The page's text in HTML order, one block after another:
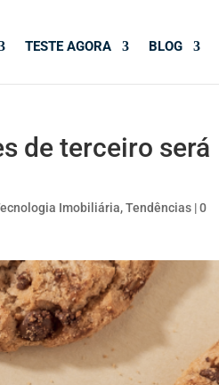
TESTE AGORA BLOG
de terceiro será
Imobiliária,Tendências |0